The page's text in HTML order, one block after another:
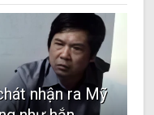
nhận ra Mỹ